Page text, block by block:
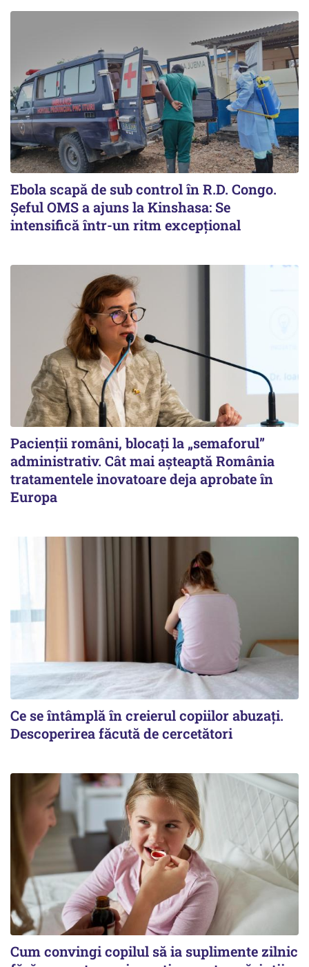
Ebola scapă de sub control în R.D. Congo.
Șeful OMS a ajuns la Kinshasa: Se
intensifică într-un ritm excepţional
Pacienții români, blocați la „semaforul”
administrativ. Cât mai așteaptă România
tratamentele inovatoare deja aprobate în
Europa
Ce se întâmplă în creierul copiilor abuzați.
Descoperirea făcută de cercetători
Cum convingi copilul să ia suplimente zilnic